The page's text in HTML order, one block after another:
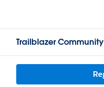
Trailblazer Community